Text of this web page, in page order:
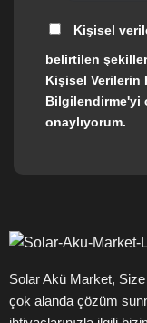
Kişisel
belirtilen
Kişisel Verilerin
Bilgilendirme'yi
onaylıyorum.
Solar Akü Market,
çok alanda çözüm